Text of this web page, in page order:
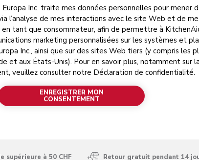
Europa Inc. traite mes données personnelles pour mener
l’analyse de mes interactions avec le site Web et de
tant que consommateur, afin de permettre à
marketing personnalisées sur les systèmes et
Inc., ainsi que sur des sites Web tiers (y compris les
et aux États-Unis). Pour en savoir plus, notamment sur
veuillez consulter notre Déclaration de confidentialité.
ENREGISTRER MON
CONSENTEMENT
supérieure à 50 CHF Retour gratuit pendant 14